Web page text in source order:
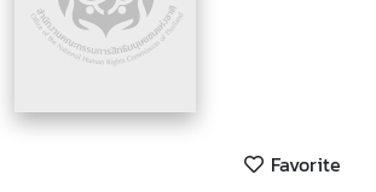
Favorite